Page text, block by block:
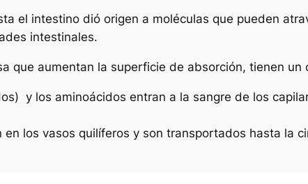
el intestino dió origen a moléculas que pueden
intestinales.
que aumentan la superficie de absorción, tienen
y los aminoácidos entran a la sangre de los
los vasos quilíferos y son transportados hasta la